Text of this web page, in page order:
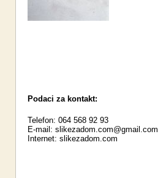
Podaci za kontakt:
Telefon: 064 568 92 93
E-mail: slikezadom.com@gmail.com
Internet: slikezadom.com